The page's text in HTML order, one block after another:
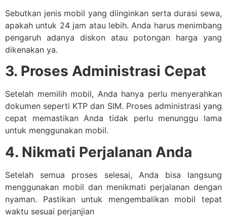
Sebutkan jenis mobil yang diinginkan serta durasi sewa,
apakah untuk 24 jam atau lebih. Anda harus menimbang
pengaruh adanya diskon atau potongan harga yang
dikenakan ya.
3. Proses Administrasi Cepat
Setelah memilih mobil, Anda hanya perlu menyerahkan
dokumen seperti KTP dan SIM. Proses administrasi yang
cepat memastikan Anda tidak perlu menunggu lama
untuk menggunakan mobil.
4. Nikmati Perjalanan Anda
Setelah semua proses selesai, Anda bisa langsung
menggunakan mobil dan menikmati perjalanan dengan
nyaman. Pastikan untuk mengembalikan mobil tepat
waktu sesuai perjanjian